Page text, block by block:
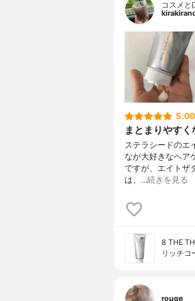
コスメと
5.00
まとまりやす
ステラシードのエ
なが大好きなヘア
ですが、エイトザ
は、…続きを見る
8 THE
リッチコ
rouge